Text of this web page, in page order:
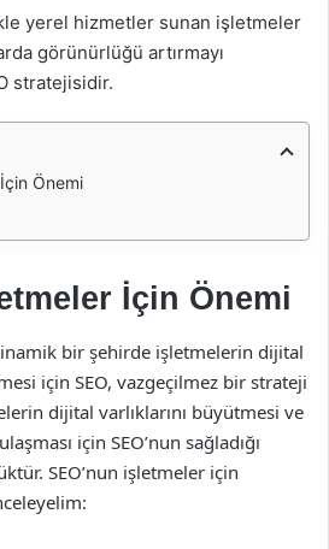
yerel hizmetler sunan işletmeler
görünürlüğü artırmayı
stratejisidir.
Önemi
İçin Önemi
bir şehirde işletmelerin dijital
için SEO, vazgeçilmez bir strateji
dijital varlıklarını büyütmesi ve
için SEO’nun sağladığı
SEO’nun işletmeler için